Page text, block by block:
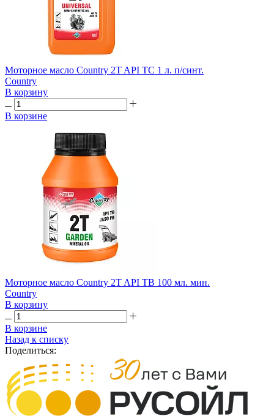
Моторное масло Country 2T API TC 1 л. п/синт.
Country
В корзину
В корзине
Моторное масло Country 2T API TB 100 мл. мин.
Country
В корзину
В корзине
Назад к списку
Поделиться: